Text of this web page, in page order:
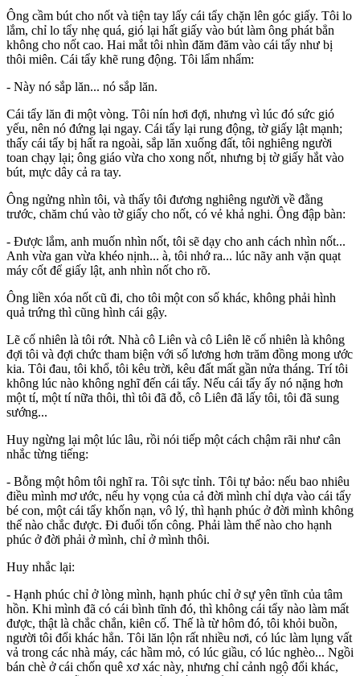
Ông cầm bút cho nốt và tiện tay lấy cái tẩy chặn lên góc giấy. Tôi lo
lắm, chỉ lo tẩy nhẹ quá, gió lại hất giấy vào bút làm ông phát bẳn
không cho nốt cao. Hai mắt tôi nhìn đăm đăm vào cái tẩy như bị
thôi miên. Cái tẩy khẽ rung động. Tôi lẩm nhẩm:
- Này nó sắp lăn... nó sắp lăn.
Cái tẩy lăn đi một vòng. Tôi nín hơi đợi, nhưng vì lúc đó sức gió
yếu, nên nó đứng lại ngay. Cái tẩy lại rung động, tờ giấy lật mạnh;
thấy cái tẩy bị hất ra ngoài, sắp lăn xuống đất, tôi nghiêng người
toan chạy lại; ông giáo vừa cho xong nốt, nhưng bị tờ giấy hắt vào
bút, mực dây cả ra tay.
Ông ngửng nhìn tôi, và thấy tôi đương nghiêng người về đằng
trước, chăm chú vào tờ giấy cho nốt, có vẻ khả nghi. Ông đập bàn:
- Được lắm, anh muốn nhìn nốt, tôi sẽ dạy cho anh cách nhìn nốt...
Anh vừa gan vừa khéo nịnh... à, tôi nhớ ra... lúc nãy anh vặn quạt
máy cốt để giấy lật, anh nhìn nốt cho rõ.
Ông liền xóa nốt cũ đi, cho tôi một con số khác, không phải hình
quả trứng thì cũng hình cái gậy.
Lẽ cố nhiên là tôi rớt. Nhà cô Liên và cô Liên lẽ cố nhiên là không
đợi tôi và đợi chức tham biện với số lương hơn trăm đồng mong ước
kia. Tôi đau, tôi khổ, tôi kêu trời, kêu đất mất gần nửa tháng. Trí tôi
không lúc nào không nghĩ đến cái tẩy. Nếu cái tẩy ấy nó nặng hơn
một tí, một tí nữa thôi, thì tôi đã đỗ, cô Liên đã lấy tôi, tôi đã sung
sướng...
Huy ngừng lại một lúc lâu, rồi nói tiếp một cách chậm rãi như cân
nhắc từng tiếng:
- Bỗng một hôm tôi nghĩ ra. Tôi sực tỉnh. Tôi tự bảo: nếu bao nhiêu
điều mình mơ ước, nếu hy vọng của cả đời mình chỉ dựa vào cái tẩy
bé con, một cái tẩy khốn nạn, vô lý, thì hạnh phúc ở đời mình không
thể nào chắc được. Đi đuổi tốn công. Phải làm thế nào cho hạnh
phúc ở đời phải ở mình, chỉ ở mình thôi.
Huy nhắc lại:
- Hạnh phúc chỉ ở lòng mình, hạnh phúc chỉ ở sự yên tĩnh của tâm
hồn. Khi mình đã có cái bình tĩnh đó, thì không cái tẩy nào làm mất
được, thật là chắc chắn, kiên cố. Thế là từ hôm đó, tôi khỏi buồn,
người tôi đổi khác hẳn. Tôi lăn lộn rất nhiều nơi, có lúc làm lụng vất
vả trong các nhà máy, các hầm mỏ, có lúc giầu, có lúc nghèo... Ngồi
bán chè ở cái chốn quê xơ xác này, nhưng chỉ cảnh ngộ đổi khác,